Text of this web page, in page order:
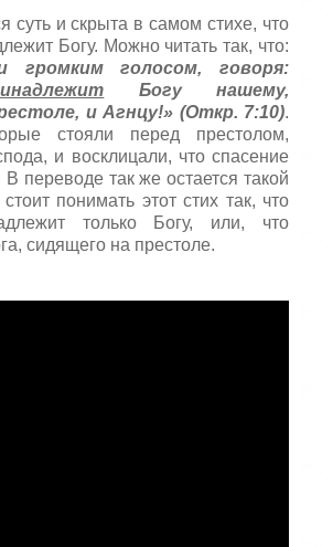
суть и скрыта в самом стихе, что
Богу. Можно читать так, что:
громким голосом, говоря:
Богу нашему,
и Агнцу!» (Откр. 7:10).
стояли перед престолом,
и восклицали, что спасение
В переводе так же остается такой
понимать этот стих так, что
только Богу, или, что
сидящего на престоле.